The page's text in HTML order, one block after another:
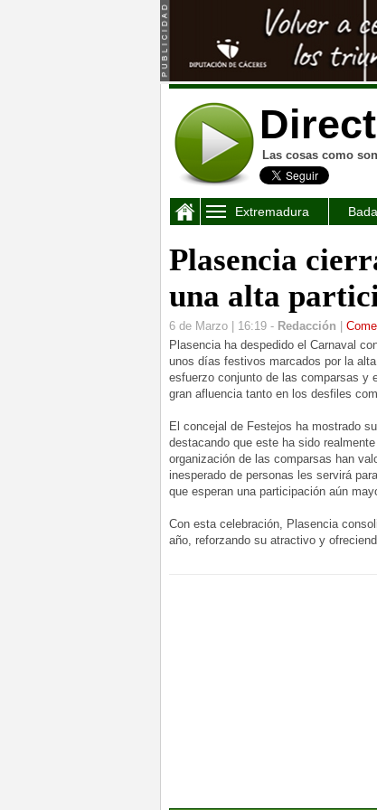
Las cosas como
Extremadura
Plasencia
una alta
6 de Marzo | 16:19 - Redacción
Plasencia ha despedido el Carnaval
unos días festivos marcados por la
esfuerzo conjunto de las comparsas y
gran afluencia tanto en los desfiles
El concejal de Festejos ha mostrado
destacando que este ha sido
organización de las comparsas han
inesperado de personas les servirá
que esperan una participación aún
Con esta celebración, Plasencia
año, reforzando su atractivo y